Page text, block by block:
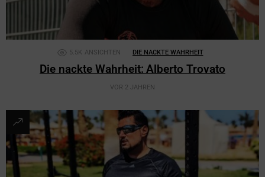
5.5K ANSICHTEN DIE NACKTE WAHRHEIT
Die nackte Wahrheit: Alberto Trovato
VOR 2 JAHREN